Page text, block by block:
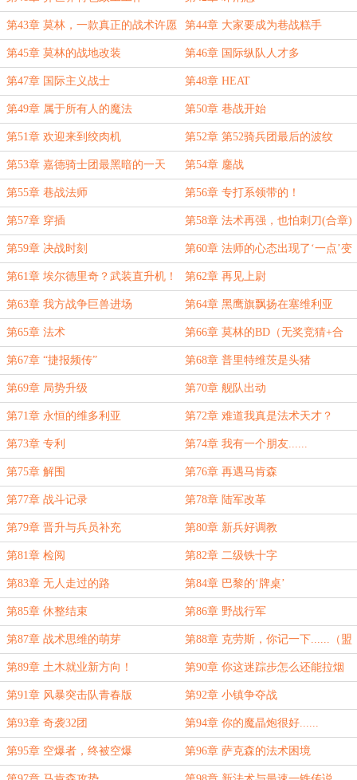
第43章 莫林，一款真正的战术许愿
机
第44章 大家要成为巷战糕手
第45章 莫林的战地改装 第46章 国际纵队人才多
第47章 国际主义战士 第48章 HEAT
第49章 属于所有人的魔法 第50章 巷战开始
第51章 欢迎来到绞肉机 第52章 第52骑兵团最后的波纹
第53章 嘉德骑士团最黑暗的一天 第54章 鏖战
第55章 巷战法师 第56章 专打系领带的！
第57章 穿插 第58章 法术再强，也怕刺刀(合章)
第59章 决战时刻 第60章 法师的心态出现了‘一点’变
化......
第61章 埃尔德里奇？武装直升机！ 第62章 再见上尉
第63章 我方战争巨兽进场 第64章 黑鹰旗飘扬在塞维利亚
第65章 法术 第66章 莫林的BD（无奖竞猜+合
章）
第67章 “捷报频传” 第68章 普里特维茨是头猪
第69章 局势升级 第70章 舰队出动
第71章 永恒的维多利亚 第72章 难道我真是法术天才？
第73章 专利 第74章 我有一个朋友......
第75章 解围 第76章 再遇马肯森
第77章 战斗记录 第78章 陆军改革
第79章 晋升与兵员补充 第80章 新兵好调教
第81章 检阅 第82章 二级铁十字
第83章 无人走过的路 第84章 巴黎的‘牌桌’
第85章 休整结束 第86章 野战行军
第87章 战术思维的萌芽 第88章 克劳斯，你记一下......（盟
主加更）
第89章 土木就业新方向！ 第90章 你这迷踪步怎么还能拉烟
的？
第91章 风暴突击队青春版 第92章 小镇争夺战
第93章 奇袭32团 第94章 你的魔晶炮很好......
第95章 空爆者，终被空爆 第96章 萨克森的法术困境